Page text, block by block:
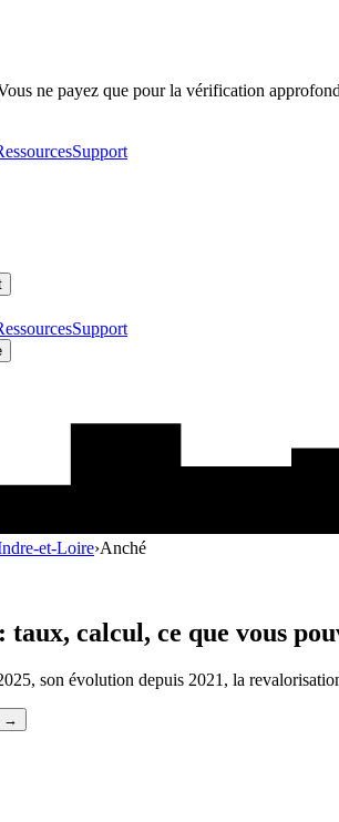
ne payez que pour la vérification
Support
Support
et-Loire›Anché
: taux, calcul, ce que vous
son évolution depuis 2021, la
→